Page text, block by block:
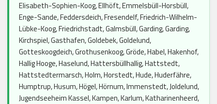
Elisabeth-Sophien-Koog, Ellhöft, Emmelsbüll-Horsbüll,
Enge-Sande, Feddersdeich, Fresendelf, Friedrich-Wilhelm-
Lübke-Koog, Friedrichstadt, Galmsbüll, Garding, Garding,
Kirchspiel, Gasthafen, Goldebek, Goldelund,
Gotteskoogdeich, Grothusenkoog, Gröde, Habel, Hakenhof,
Hallig Hooge, Haselund, Hattersbüllhallig, Hattstedt,
Hattstedtermarsch, Holm, Horstedt, Hude, Huderfähre,
Humptrup, Husum, Högel, Hörnum, Immenstedt, Joldelund,
Jugendseeheim Kassel, Kampen, Karlum, Katharinenheerd,